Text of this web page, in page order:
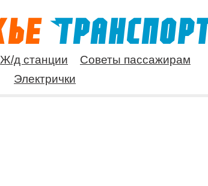
Ж/д станции
Советы пассажирам
Электрички